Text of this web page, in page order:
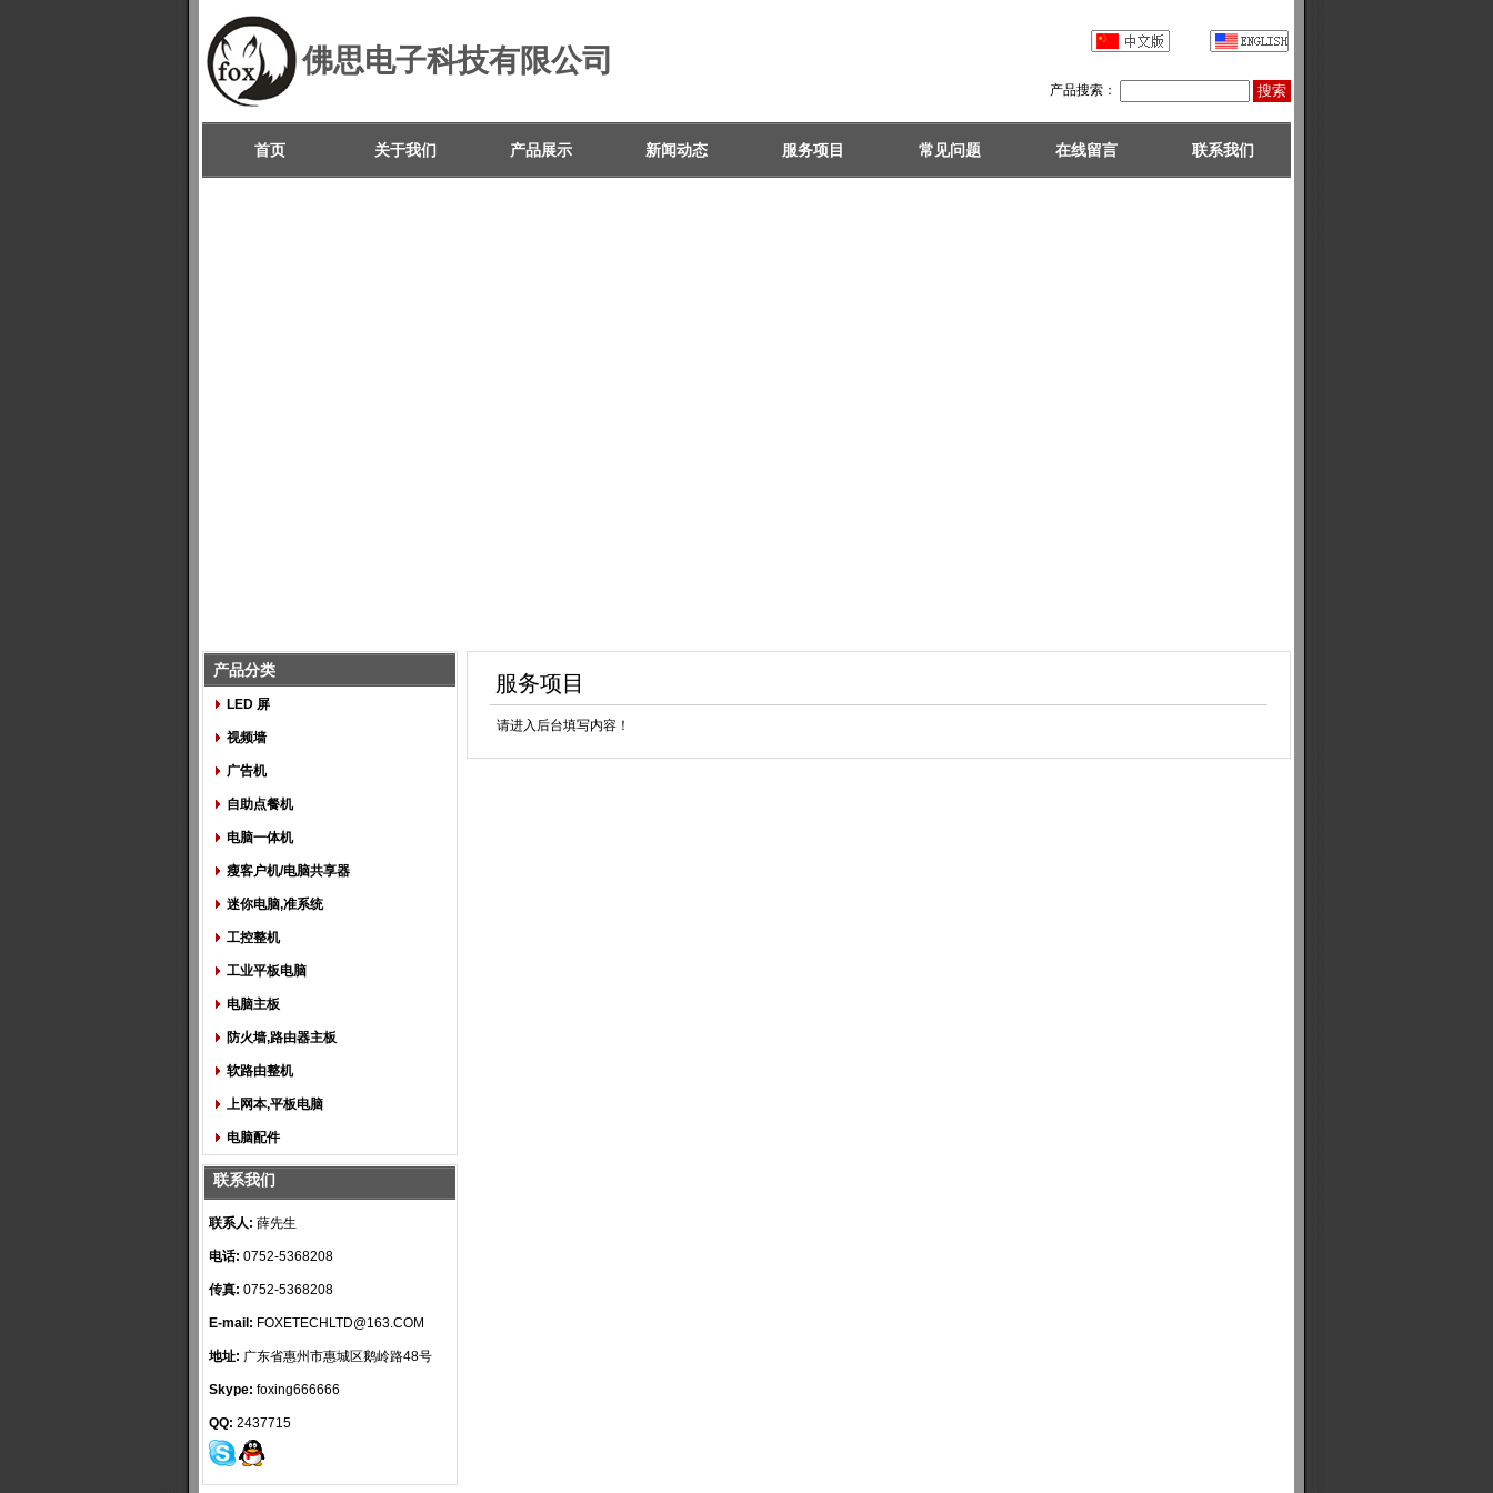
佛思电子科技有限公司
产品搜索：
首页 关于我们 产品展示 新闻动态 服务项目 常见问题 在线留言 联系我们
产品分类
LED 屏
视频墙
广告机
自助点餐机
电脑一体机
瘦客户机/电脑共享器
迷你电脑,准系统
工控整机
工业平板电脑
电脑主板
防火墙,路由器主板
软路由整机
上网本,平板电脑
电脑配件
联系我们
联系人: 薛先生
电话: 0752-5368208
传真: 0752-5368208
E-mail: FOXETECHLTD@163.COM
地址: 广东省惠州市惠城区鹅岭路48号
Skype: foxing666666
QQ: 2437715
服务项目
请进入后台填写内容！